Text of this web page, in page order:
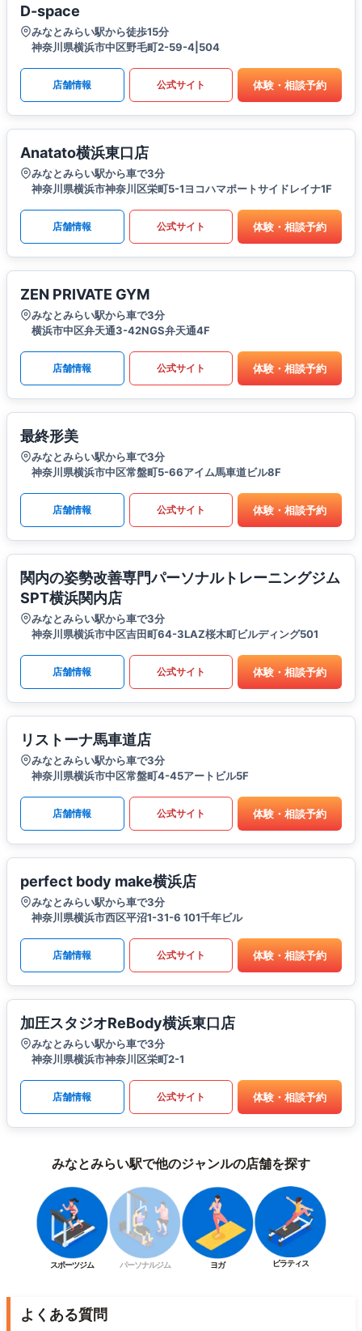
D-space
みなとみらい駅から徒歩15分
神奈川県横浜市中区野毛町2-59-4|504
店舗情報 公式サイト 体験・相談予約
Anatato横浜東口店
みなとみらい駅から車で3分
神奈川県横浜市神奈川区栄町5-1ヨコハマポートサイドレイナ1F
店舗情報 公式サイト 体験・相談予約
ZEN PRIVATE GYM
みなとみらい駅から車で3分
横浜市中区弁天通3-42NGS弁天通4F
店舗情報 公式サイト 体験・相談予約
最終形美
みなとみらい駅から車で3分
神奈川県横浜市中区常盤町5-66アイム馬車道ビル8F
店舗情報 公式サイト 体験・相談予約
関内の姿勢改善専門パーソナルトレーニングジム
SPT横浜関内店
みなとみらい駅から車で3分
神奈川県横浜市中区吉田町64-3LAZ桜木町ビルディング501
店舗情報 公式サイト 体験・相談予約
リストーナ馬車道店
みなとみらい駅から車で3分
神奈川県横浜市中区常盤町4-45アートビル5F
店舗情報 公式サイト 体験・相談予約
perfect body make横浜店
みなとみらい駅から車で3分
神奈川県横浜市西区平沼1-31-6 101千年ビル
店舗情報 公式サイト 体験・相談予約
加圧スタジオReBody横浜東口店
みなとみらい駅から車で3分
神奈川県横浜市神奈川区栄町2-1
店舗情報 公式サイト 体験・相談予約
みなとみらい駅で他のジャンルの店舗を探す
スポーツジム パーソナルジム ヨガ ピラティス
よくある質問